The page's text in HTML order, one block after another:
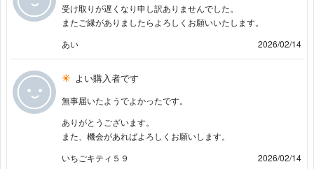
受け取りが遅くなり申し訳ありませんでした。
またご縁がありましたらよろしくお願いいたします。
あい
2026/02/14
よい購入者です
無事届いたようでよかったです。
ありがとうございます。
また、機会があればよろしくお願いします。
いちごキティ５９
2026/02/14